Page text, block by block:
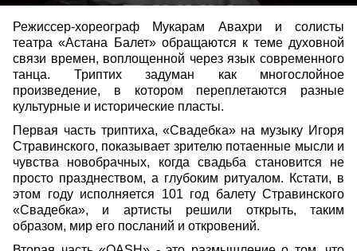
Режиссер-хореограф Мукарам Авахри и солисты
театра «Астана Балет» обращаются к теме духовной
связи времен, воплощенной через язык современного
танца. Триптих задуман как многослойное
произведение, в котором переплетаются разные
культурные и исторические пласты.
Первая часть триптиха, «Свадебка» на музыку Игоря
Стравинского, показывает зрителю потаенные мысли и
чувства новобрачных, когда свадьба становится не
просто празднеством, а глубоким ритуалом. Кстати, в
этом году исполняется 101 год балету Стравинского
«Свадебка», и артисты решили открыть, таким
образом, мир его посланий и откровений.